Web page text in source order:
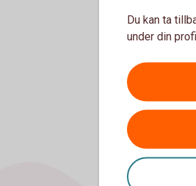
Du kan ta
under din